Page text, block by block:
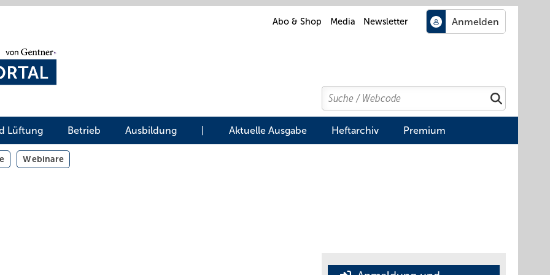
Abo & Shop Media Newsletter
Search
Suchen
Lüftung Betrieb Ausbildung Aktuelle Ausgabe Heftarchiv Premium
Webinare